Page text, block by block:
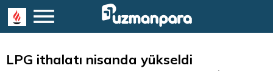
LPG ithalatı nisanda yükseldi